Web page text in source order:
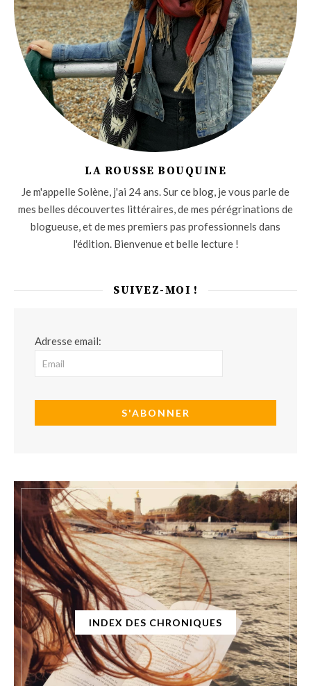
LA ROUSSE BOUQUINE
Je m'appelle Solène, j'ai 24 ans. Sur ce blog, je vous parle de
mes belles découvertes littéraires, de mes pérégrinations de
blogueuse, et de mes premiers pas professionnels dans
l'édition. Bienvenue et belle lecture !
SUIVEZ-MOI !
Adresse email:
INDEX DES CHRONIQUES